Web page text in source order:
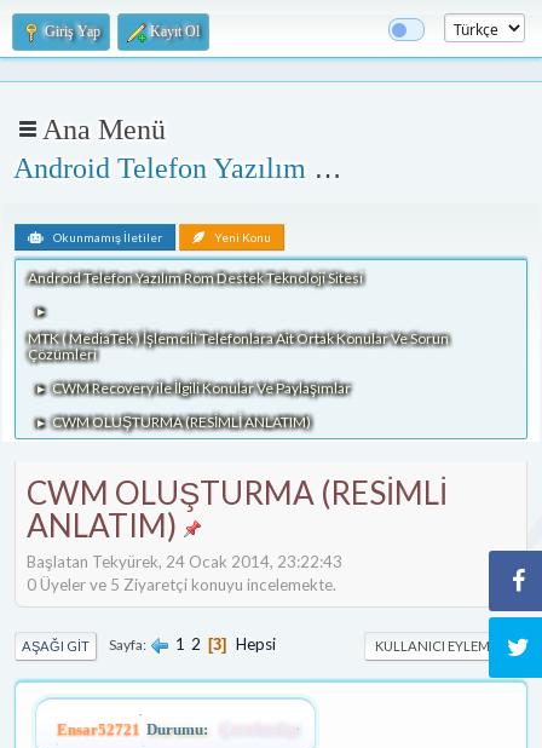
Giriş Yap Kayıt Ol
Ana Menü
Android Telefon Yazılım Rom Destek Teknoloji Sitesi
Okunmamış İletiler Yeni Konu
Android Telefon Yazılım Rom Destek Teknoloji Sitesi
►
MTK ( MediaTek ) İşlemcili Telefonlara Ait Ortak Konular Ve Sorun
Çözümleri
► CWM Recovery ile İlgili Konular Ve Paylaşımlar
► CWM OLUŞTURMA (RESİMLİ ANLATIM)
CWM OLUŞTURMA (RESİMLİ
ANLATIM)
Başlatan Tekyürek, 24 Ocak 2014, 23:22:43
0 Üyeler ve 5 Ziyaretçi konuyu incelemekte.
AŞAĞI GIT Sayfa 1 2 3 Hepsi KULLANICI EYLEMLERI
Ensar52721 Durumu: Çevrimdışı